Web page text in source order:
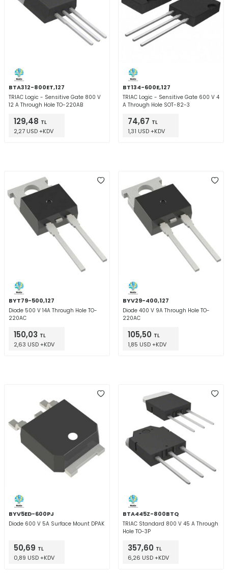
BTA312-800ET,127
TRIAC Logic - Sensitive Gate 800 V
12 A Through Hole TO-220AB
129,48 TL
2,27 USD +KDV
BT134-600E,127
TRIAC Logic - Sensitive Gate 600 V 4
A Through Hole SOT-82-3
74,67 TL
1,31 USD +KDV
BYT79-500,127
Diode 500 V 14A Through Hole TO-
220AC
150,03 TL
2,63 USD +KDV
BYV29-400,127
Diode 400 V 9A Through Hole TO-
220AC
105,50 TL
1,85 USD +KDV
BYV5ED-600PJ
Diode 600 V 5A Surface Mount DPAK
50,69 TL
0,89 USD +KDV
BTA445Z-800BTQ
TRIAC Standard 800 V 45 A Through
Hole TO-3P
357,60 TL
6,26 USD +KDV